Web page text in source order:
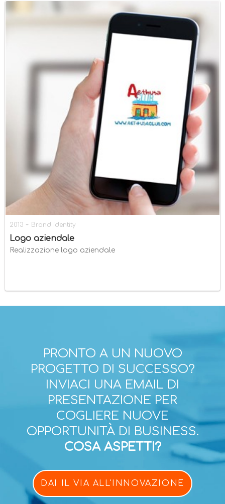
2013 - Brand identity
Logo aziendale
Realizzazione logo aziendale
PRONTO A UN NUOVO
PROGETTO DI SUCCESSO?
INVIACI UNA EMAIL DI
PRESENTAZIONE PER
COGLIERE NUOVE
OPPORTUNITÀ DI BUSINESS.
COSA ASPETTI?
DAI IL VIA ALL'INNOVAZIONE